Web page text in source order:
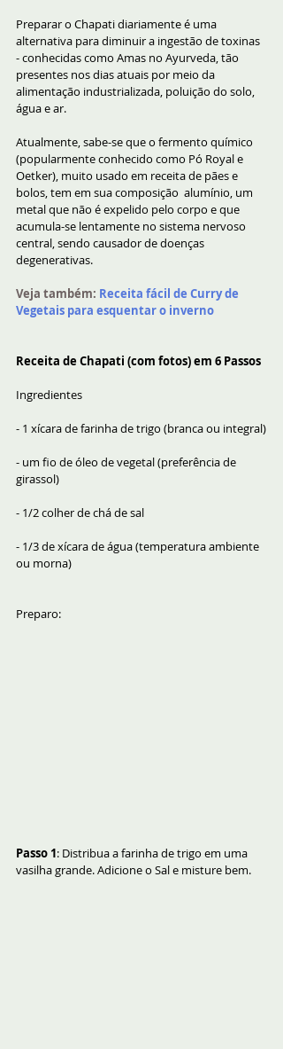
Preparar o Chapati diariamente é uma
alternativa para diminuir a ingestão de toxinas
- conhecidas como Amas no Ayurveda, tão
presentes nos dias atuais por meio da
alimentação industrializada, poluição do solo,
água e ar.
Atualmente, sabe-se que o fermento químico
(popularmente conhecido como Pó Royal e
Oetker), muito usado em receita de pães e
bolos, tem em sua composição  alumínio, um
metal que não é expelido pelo corpo e que
acumula-se lentamente no sistema nervoso
central, sendo causador de doenças
degenerativas.
Veja também: Receita fácil de Curry de
Vegetais para esquentar o inverno
Receita de Chapati (com fotos) em 6 Passos
Ingredientes
- 1 xícara de farinha de trigo (branca ou integral)
- um fio de óleo de vegetal (preferência de
girassol)
- 1/2 colher de chá de sal
- 1/3 de xícara de água (temperatura ambiente
ou morna)
Preparo:
Passo 1: Distribua a farinha de trigo em uma
vasilha grande. Adicione o Sal e misture bem.